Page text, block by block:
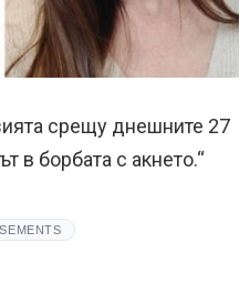
срещу днешните 27
в борбата с акнето.“